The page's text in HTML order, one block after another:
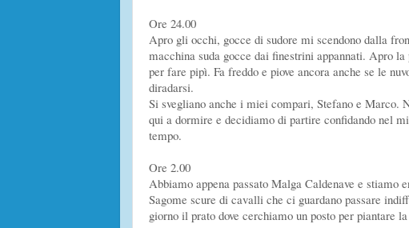
Ore 24.00
Apro gli occhi, gocce di sudore mi scendono dalla
macchina suda gocce dai finestrini appannati. Apro la
per fare pipì. Fa freddo e piove ancora anche se le
diradarsi.
Si svegliano anche i miei compari, Stefano e Marco.
qui a dormire e decidiamo di partire confidando nel
tempo.
Ore 2.00
Abbiamo appena passato Malga Caldenave e
Sagome scure di cavalli che ci guardano passare
giorno il prato dove cerchiamo un posto per piantare